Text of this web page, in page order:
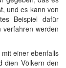
und es kann von
Beispiel dafür
verfahren werden
einer ebenfalls
dien Völkern den